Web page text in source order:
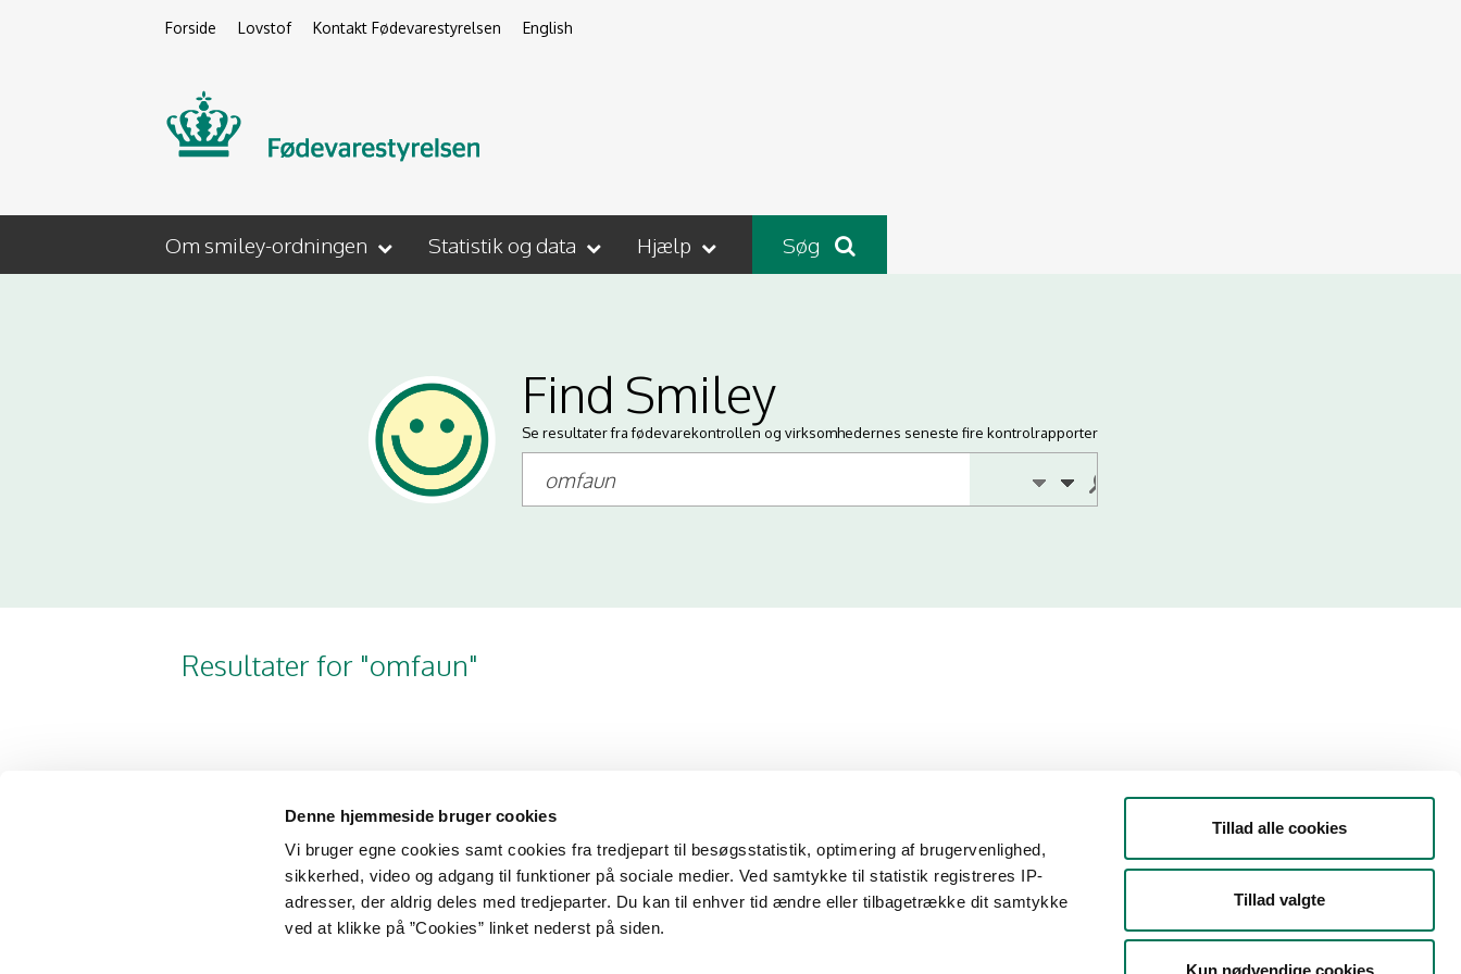
Denne hjemmeside bruger cookies
Vi bruger egne cookies samt cookies fra tredjepart til besøgsstatistik, optimering af brugervenlighed,
sikkerhed, video og adgang til funktioner på sociale medier. Ved samtykke til statistik registreres IP-
adresser, der aldrig deles med tredjeparter. Du kan til enhver tid ændre eller tilbagetrække dit samtykke
ved at klikke på ”Cookies” linket nederst på siden.
Tillad alle cookies
Tillad valgte
Kun nødvendige cookies
Forside Lovstof Kontakt Fødevarestyrelsen English
Om smiley-ordningen Statistik og data Hjælp Søg
Find Smiley
Se resultater fra fødevarekontrollen og virksomhedernes seneste fire kontrolrapporter
Resultater for "omfaun"
Fødevarestyrelsen Ministeriet